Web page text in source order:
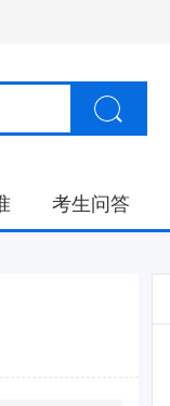
考生问答